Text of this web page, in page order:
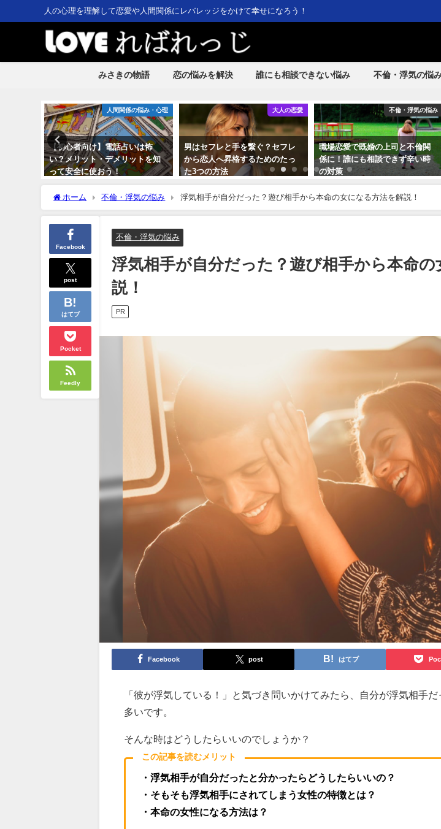
人の心理を理解して恋愛や人間関係にレバレッジをかけて幸せになろう！
みさきの物語 恋の悩みを解決 誰にも相談できない悩み 不倫・浮気の悩
人間関係の悩み・心理
【初心者向け】電話占いは怖
い？メリット・デメリットを知
って安全に使おう！
大人の恋愛
男はセフレと手を繋ぐ？セフレ
から恋人へ昇格するためのたっ
た3つの方法
不倫・浮気の悩み
職場恋愛で既婚の上司と不倫関
係に！誰にも相談できず辛い時
の対策
ホーム 不倫・浮気の悩み 浮気相手が自分だった？遊び相手から本命の女になる方法を解説！
Facebook
post
はてブ
Pocket
Feedly
不倫・浮気の悩み
浮気相手が自分だった？遊び相手から本命
説！
PR
Facebook post はてブ
「彼が浮気している！」と気づき問いかけてみたら、自分が浮気相手
多いです。
そんな時はどうしたらいいのでしょうか？
この記事を読むメリット
・浮気相手が自分だったと分かったらどうしたらいいの？
・そもそも浮気相手にされてしまう女性の特徴とは？
・本命の女性になる方法は？